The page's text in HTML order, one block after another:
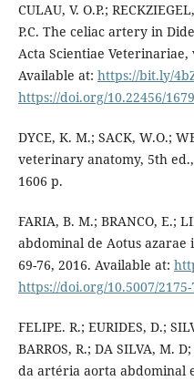
CULAU, V. O.P.;
P.C. The celiac artery in
Acta Scientiae Veterinariae,
Available at: https://bit.ly/
https://doi.org/10.22456/
DYCE, K. M.; SACK, W.O.;
veterinary anatomy, 5th
1606 p.
FARIA, B. M.; BRANCO, E.;
abdominal de Aotus azarae
69-76, 2016. Available at:
https://doi.org/10.5007/
FELIPE. R.; EURIDES, D.;
BARROS, R.; DA SILVA, M.
da artéria aorta abdominal